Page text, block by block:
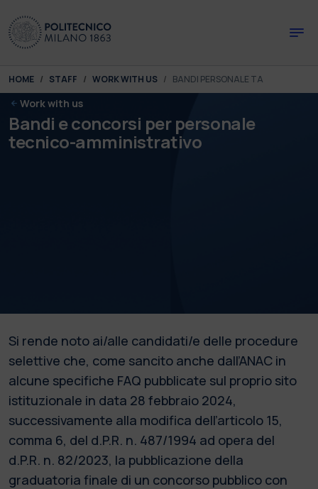
You are here:
HOME STAFF WORK WITH US BANDI PERSONALE TA
Work with us
Bandi e concorsi per personale
tecnico-amministrativo
Si rende noto ai/alle candidati/e delle procedure
selettive che, come sancito anche dall’ANAC in
alcune specifiche FAQ pubblicate sul proprio sito
istituzionale in data 28 febbraio 2024,
successivamente alla modifica dell’articolo 15,
comma 6, del d.P.R. n. 487/1994 ad opera del
d.P.R. n. 82/2023, la pubblicazione della
graduatoria finale di un concorso pubblico con